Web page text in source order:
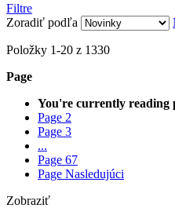
Filtre
Zoradiť podľa
Položky 1-20 z 1330
Page
You're currently reading
Page 2
Page 3
...
Page 67
Page Nasledujúci
Zobraziť